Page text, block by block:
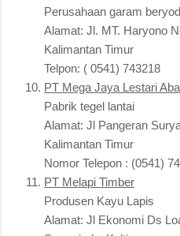
Perusahaan garam
Alamat: Jl. MT. Haryono
Kalimantan Timur
Telpon: ( 0541) 743218
PT Mega Jaya Lestari
Pabrik tegel lantai
Alamat: Jl Pangeran
Kalimantan Timur
Nomor Telepon : (0541)
PT Melapi Timber
Produsen Kayu Lapis
Alamat: Jl Ekonomi Ds